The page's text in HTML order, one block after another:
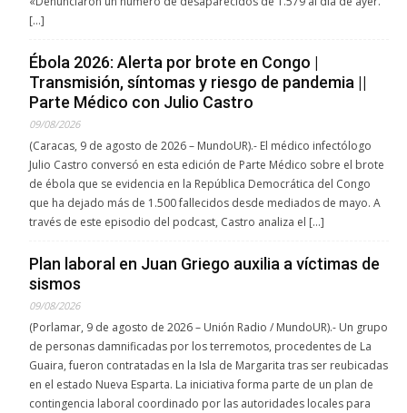
[…]
Ébola 2026: Alerta por brote en Congo |
Transmisión, síntomas y riesgo de pandemia ||
Parte Médico con Julio Castro
09/08/2026
(Caracas, 9 de agosto de 2026 – MundoUR).- El médico infectólogo
Julio Castro conversó en esta edición de Parte Médico sobre el brote
de ébola que se evidencia en la República Democrática del Congo
que ha dejado más de 1.500 fallecidos desde mediados de mayo. A
través de este episodio del podcast, Castro analiza el […]
Plan laboral en Juan Griego auxilia a víctimas de
sismos
09/08/2026
(Porlamar, 9 de agosto de 2026 – Unión Radio / MundoUR).- Un grupo
de personas damnificadas por los terremotos, procedentes de La
Guaira, fueron contratadas en la Isla de Margarita tras ser reubicadas
en el estado Nueva Esparta. La iniciativa forma parte de un plan de
contingencia laboral coordinado por las autoridades locales para